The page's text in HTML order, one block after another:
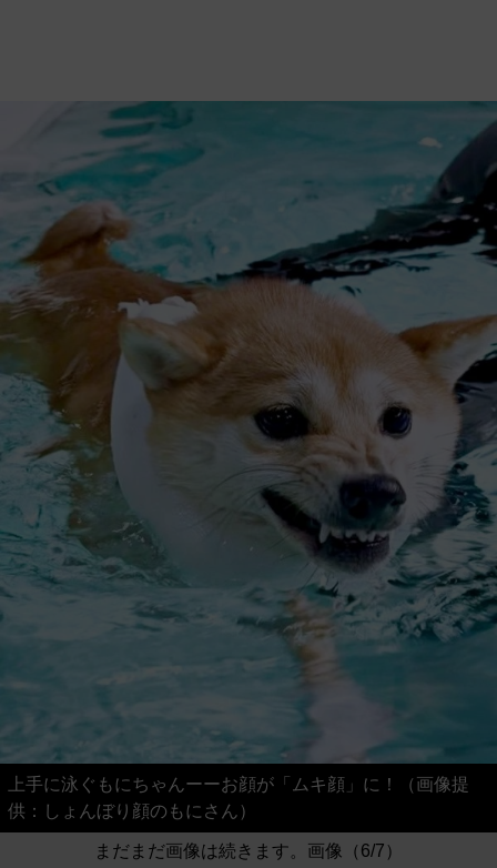
上手に泳ぐもにちゃんーーお顔が「ムキ顔」に！（画像提
供：しょんぼり顔のもにさん）
まだまだ画像は続きます。画像（6/7）